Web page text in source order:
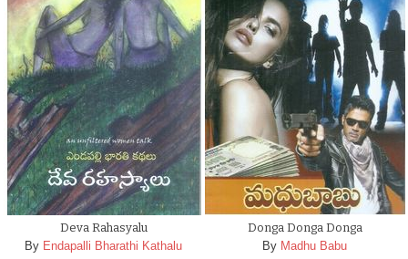
Deva Rahasyalu
By Endapalli Bharathi Kathalu
Donga Donga Donga
By Madhu Babu